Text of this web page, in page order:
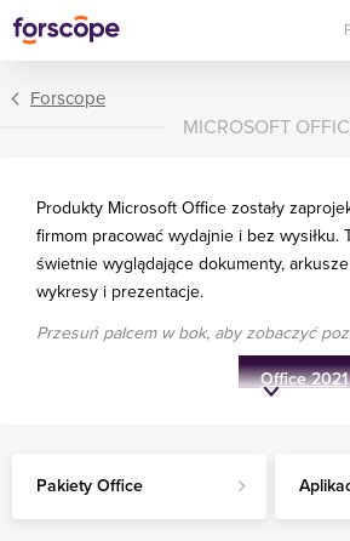
Pakiety Office
Forscope
MICROSOFT
Produkty Microsoft Office zostały
firmom pracować wydajnie i bez wysiłku.
świetnie wyglądające dokumenty,
wykresy i prezentacje.
Przesuń palcem w bok, aby zobaczyć
Office 2021
Pakiety Office